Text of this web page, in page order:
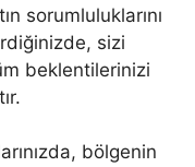
sorumluluklarını
sizi
beklentilerinizi
bölgenin